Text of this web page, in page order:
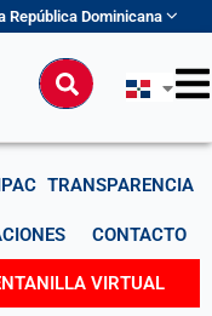
República Dominicana
Buscar
TRANSPARENCIA
CONTACTO
VIRTUAL